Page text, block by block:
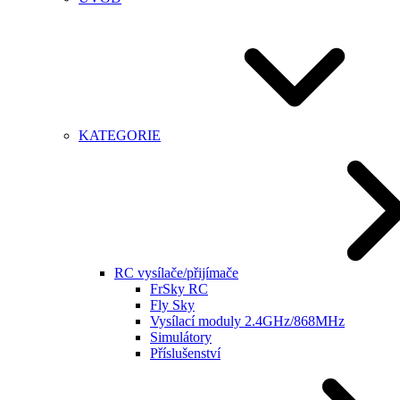
KATEGORIE
RC vysílače/přijímače
FrSky RC
Fly Sky
Vysílací moduly 2.4GHz/868MHz
Simulátory
Příslušenství